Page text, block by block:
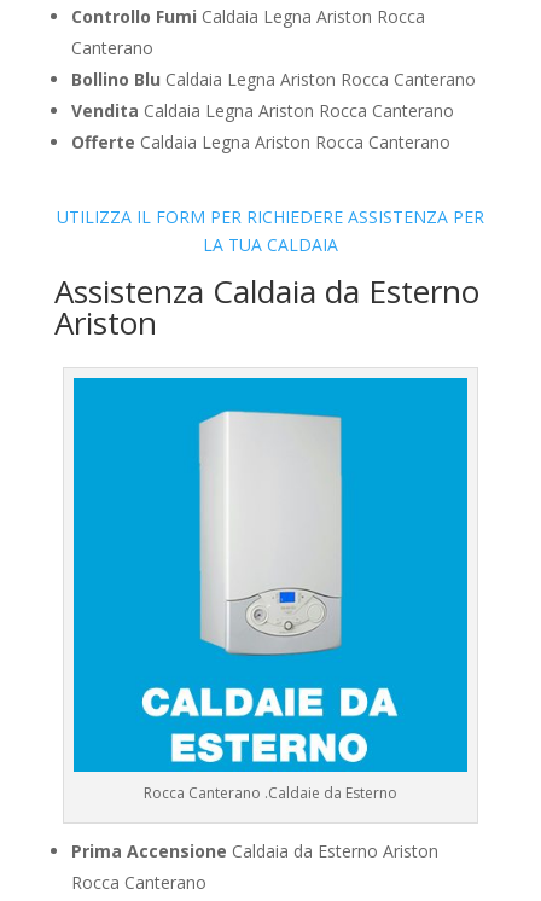
Controllo Fumi Caldaia Legna Ariston Rocca
Canterano
Bollino Blu Caldaia Legna Ariston Rocca Canterano
Vendita Caldaia Legna Ariston Rocca Canterano
Offerte Caldaia Legna Ariston Rocca Canterano
UTILIZZA IL FORM PER RICHIEDERE ASSISTENZA PER
LA TUA CALDAIA
Assistenza Caldaia da Esterno
Ariston
Rocca Canterano .Caldaie da Esterno
Prima Accensione Caldaia da Esterno Ariston
Rocca Canterano